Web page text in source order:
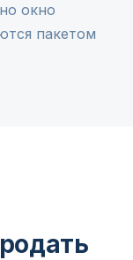
окно
пакетом